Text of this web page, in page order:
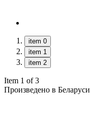
item 0
item 1
item 2
Item 1 of 3
Произведено в Беларуси